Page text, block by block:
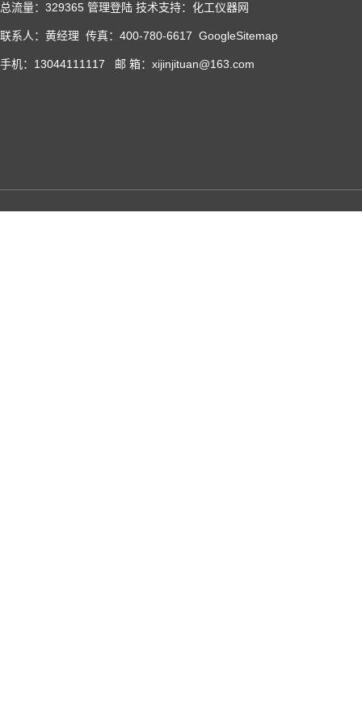
总流量：329365 管理登陆 技术支持：化工仪器网
联系人：黄经理 传真：400-780-6617 GoogleSitemap
手机：13044111117 邮 箱：xijinjituan@163.com